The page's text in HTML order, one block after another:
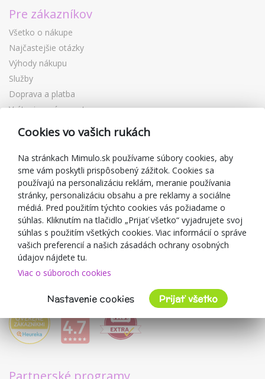
Pre zákazníkov
Všetko o nákupe
Najčastejšie otázky
Výhody nákupu
Služby
Doprava a platba
Vrátenie a výmena tovaru
Reklamácia
Darčekové poukážky
Zľavové kupóny
Blog
O predajcovi
Mimulo.sk
Obchodné podmienky
Ochrana osobných údajov GDPR
Kontakty
Spolupracujeme
Partnerské programy
Cookies vo vašich rukách
Na stránkach Mimulo.sk používame súbory cookies, aby
sme vám poskytli prispôsobený zážitok. Cookies sa
používajú na personalizáciu reklám, meranie používania
stránky, personalizáciu obsahu a pre reklamy a sociálne
médiá. Pred použitím týchto cookies vás požiadame o
súhlas. Kliknutím na tlačidlo „Prijať všetko“ vyjadrujete svoj
súhlas s použitím všetkých cookies. Viac informácií o správe
vašich preferencií a našich zásadách ochrany osobných
údajov nájdete tu.
Viac o súboroch cookies
Nastavenie cookies Prijať všetko